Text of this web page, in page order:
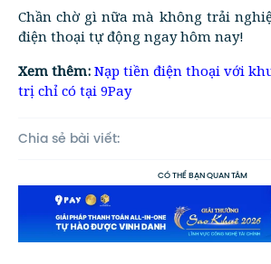
Chần chờ gì nữa mà không trải
điện thoại tự động ngay hôm nay!
Xem thêm: Nạp tiền điện thoại với
trị chỉ có tại 9Pay
Chia sẻ bài viết:
CÓ THỂ BẠN QUAN TÂM